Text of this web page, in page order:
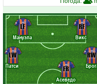
Патси
Асеведо
Мануэла Викс
LW
FR
RW
LF RF